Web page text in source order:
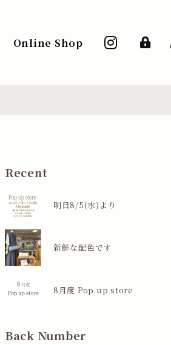
Online Shop
Recent
明日8/5(水)より
新鮮な配色です
8月度 Pop up store
Back Number